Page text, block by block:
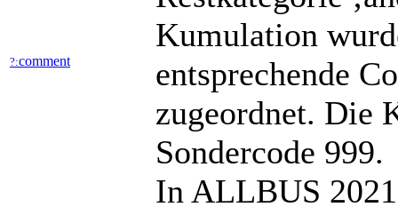
?:comment
Kumulation
entsprechende
zugeordnet. Die
Sondercode 999.
In ALLBUS